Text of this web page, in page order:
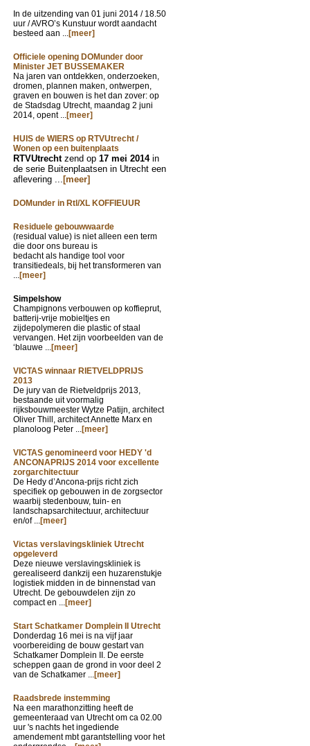
In de uitzending van 01 juni 2014 / 18.50
uur / AVRO’s Kunstuur wordt aandacht
besteed aan ...[meer]
Officiele opening DOMunder door
Minister JET BUSSEMAKER
Na jaren van ontdekken, onderzoeken,
dromen, plannen maken, ontwerpen,
graven en bouwen is het dan zover: op
de Stadsdag Utrecht, maandag 2 juni
2014, opent ...[meer]
HUIS de WIERS op RTVUtrecht /
Wonen op een buitenplaats
RTVUtrechtzend op 17 mei 2014 in
de serie Buitenplaatsen in Utrecht een
aflevering ... [meer]
DOMunder in Rtl/XL KOFFIEUUR
Residuele gebouwwaarde
(residual value) is niet alleen een term
die door ons bureau is
bedacht als handige tool voor
transitiedeals, bij het transformeren van
...[meer]
Simpelshow
Champignons verbouwen op koffieprut,
batterij-vrije mobieltjes en
zijdepolymeren die plastic of staal
vervangen. Het zijn voorbeelden van de
‘blauwe ...[meer]
VICTAS winnaar RIETVELDPRIJS
2013
De jury van de Rietveldprijs 2013,
bestaande uit voormalig
rijksbouwmeester Wytze Patijn, architect
Oliver Thill, architect Annette Marx en
planoloog Peter ...[meer]
VICTAS genomineerd voor HEDY 'd
ANCONAPRIJS 2014 voor excellente
zorgarchitectuur
De Hedy d’Ancona-prijs richt zich
specifiek op gebouwen in de zorgsector
waarbij stedenbouw, tuin- en
landschapsarchitectuur, architectuur
en/of ...[meer]
Victas verslavingskliniek Utrecht
opgeleverd
Deze nieuwe verslavingskliniek is
gerealiseerd dankzij een huzarenstukje
logistiek midden in de binnenstad van
Utrecht. De gebouwdelen zijn zo
compact en ...[meer]
Start Schatkamer Domplein II Utrecht
Donderdag 16 mei is na vijf jaar
voorbereiding de bouw gestart van
Schatkamer Domplein II. De eerste
scheppen gaan de grond in voor deel 2
van de Schatkamer ...[meer]
Raadsbrede instemming
Na een marathonzitting heeft de
gemeenteraad van Utrecht om ca 02.00
uur 's nachts het ingediende
amendement mbt garantstelling voor het